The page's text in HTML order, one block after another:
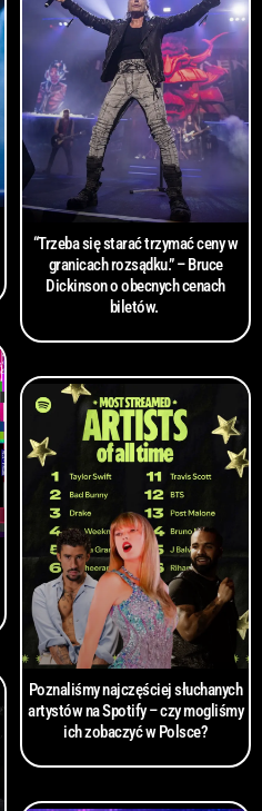
“Trzeba się starać trzymać ceny w
granicach rozsądku.” – Bruce
Dickinson o obecnych cenach
biletów.
Poznaliśmy najczęściej słuchanych
artystów na Spotify – czy mogliśmy
ich zobaczyć w Polsce?